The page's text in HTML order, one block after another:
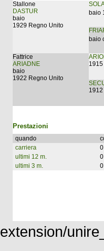
Stallone
DASTUR
baio
1929 Regno Unito
baio
baio
Fattrice
ARIADNE
baio
1922 Regno Unito
1915
1912
Prestazioni
quando
carriera
0
ultimi 12 m.
0
ultimi 3 m.
0
extension/